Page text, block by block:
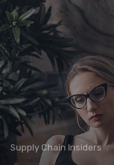
Supply Chain Insiders